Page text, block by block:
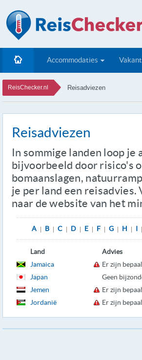
Accommodaties
ReisChecker.nl Reisadviezen
Reisadviezen
In sommige landen loop
bijvoorbeeld door risico's
bomaanslagen,
je per land een
naar de website van het
A B C D E F G H I
Land
Advies
Jamaica
Er zijn
Japan
Geen
Jemen
Er zijn
Jordanië
Er zijn